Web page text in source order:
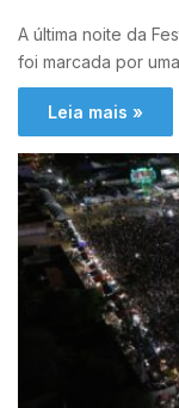
A última noite da
foi marcada por
Leia mais »